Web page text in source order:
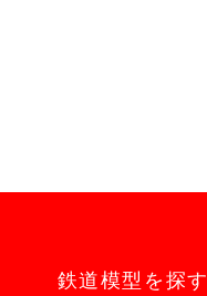
鉄道模型を探す